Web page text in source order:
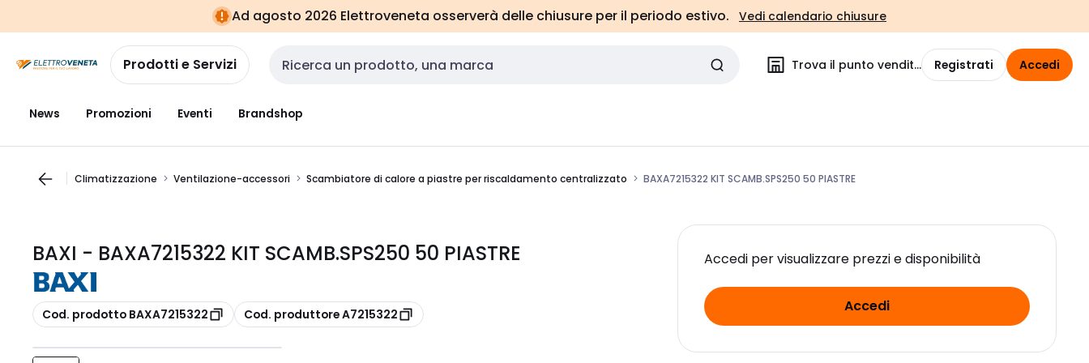
navigazionealla
pagina
Ad agosto 2026 Elettroveneta osserverà delle chiusure per il periodo estivo. Vedi calendario chiusure
Prodotti e Servizi Cerca input Trova il punto vendita Registrati Accedi
News Promozioni Eventi Brandshop
Climatizzazione Ventilazione-accessori Scambiatore di calore a piastre per riscaldamento centralizzato BAXA7215322 KIT SCAMB.SPS250 50 PIASTRE
BAXI - BAXA7215322 KIT SCAMB.SPS250 50 PIASTRE
copia
Cod. prodotto BAXA7215322 copia
Cod. produttore A7215322
Accedi per visualizzare prezzi e disponibilità
Accedi